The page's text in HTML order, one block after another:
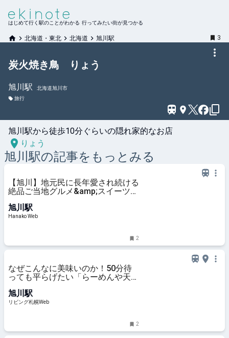
はじめて行く駅のことがわかる 行ってみたい街が見つかる
北海道・東北 北海道 旭川駅 3
炭火焼き鳥 りょう
旭川駅
北海道旭川市
旅行
旭川駅から徒歩10分ぐらいの隠れ家的なお店
りょう
旭川駅の記事をもっとみる
【旭川】地元民に長年愛され続ける
絶品ご当地グルメ&amp;スイーツ3
旭川駅
Hanako Web
2
なぜこんなに美味いのか！50分待
っても平らげたい「らーめんや天
旭川駅
リビング札幌Web
2